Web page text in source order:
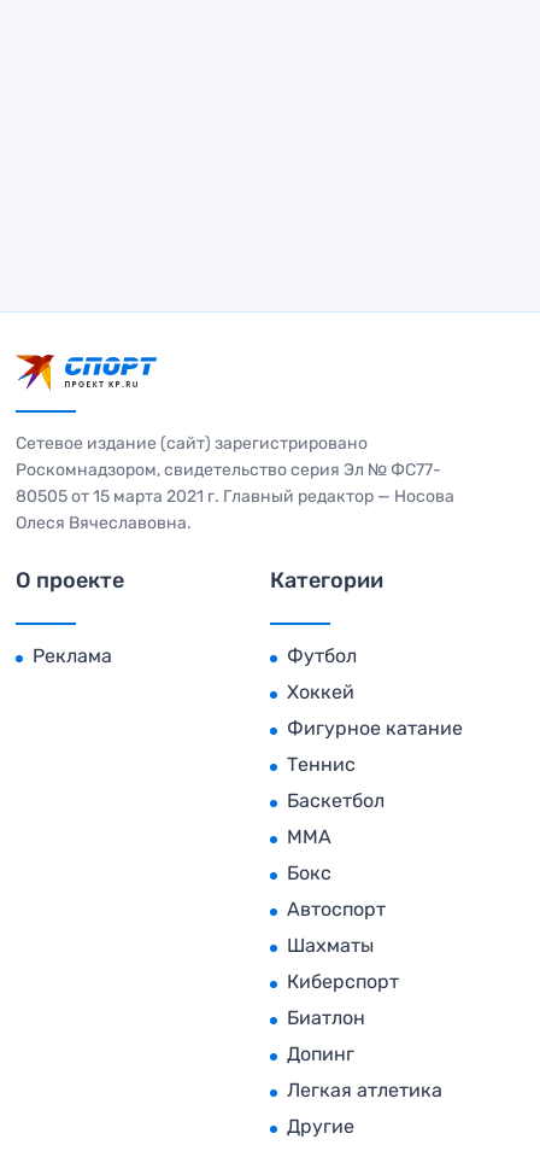
Сетевое издание (сайт) зарегистрировано
Роскомнадзором, свидетельство серия Эл № ФС77-
80505 от 15 марта 2021 г. Главный редактор — Носова
Олеся Вячеславовна.
О проекте
Реклама
Категории
Футбол
Хоккей
Фигурное катание
Теннис
Баскетбол
MMA
Бокс
Автоспорт
Шахматы
Киберспорт
Биатлон
Допинг
Легкая атлетика
Другие